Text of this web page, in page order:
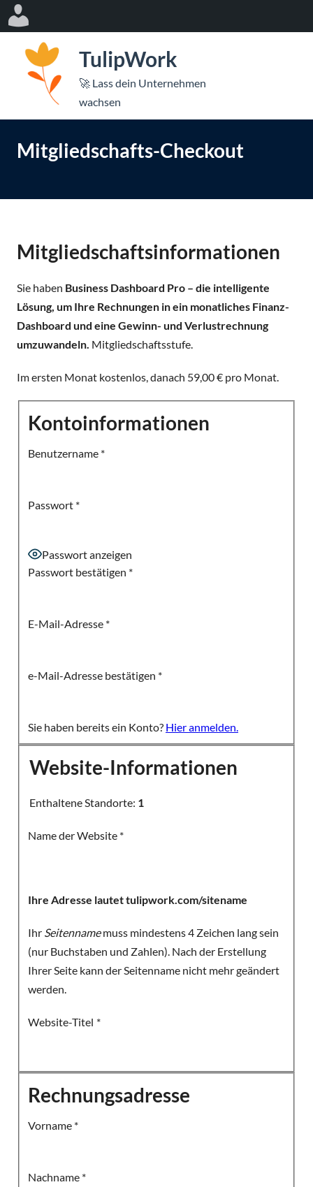
In
n
TulipWork
🚀 Lass dein Unternehmen
wachsen
Mitgliedschafts-Checkout
Mitgliedschaftsinformationen
Sie haben Business Dashboard Pro – die intelligente
Lösung, um Ihre Rechnungen in ein monatliches Finanz-
Dashboard und eine Gewinn- und Verlustrechnung
umzuwandeln. Mitgliedschaftsstufe.
Im ersten Monat kostenlos, danach 59,00 € pro Monat.
Kontoinformationen
Benutzername *
Passwort *
Passwort anzeigen
Passwort bestätigen *
E-Mail-Adresse *
e-Mail-Adresse bestätigen *
Sie haben bereits ein Konto? Hier anmelden.
Website-Informationen
Enthaltene Standorte: 1
Name der Website *
Ihre Adresse lautet tulipwork.com/sitename
Ihr Seitennamemuss mindestens 4 Zeichen lang sein
(nur Buchstaben und Zahlen). Nach der Erstellung
Ihrer Seite kann der Seitenname nicht mehr geändert
werden.
Website-Titel *
Rechnungsadresse
Vorname *
Nachname *